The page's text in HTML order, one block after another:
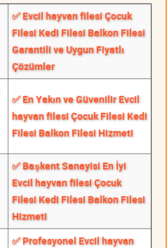
✅ Evcil hayvan filesi Çocuk
Filesi Kedi Filesi Balkon Filesi
Garantili ve Uygun Fiyatlı
Çözümler
✅ En Yakın ve Güvenilir Evcil
hayvan filesi Çocuk Filesi Kedi
Filesi Balkon Filesi Hizmeti
✅ Başkent Sanayisi En İyi
Evcil hayvan filesi Çocuk
Filesi Kedi Filesi Balkon Filesi
Hizmeti
✅ Profesyonel Evcil hayvan